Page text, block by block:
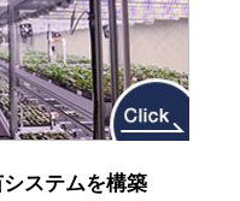
ステムを構築